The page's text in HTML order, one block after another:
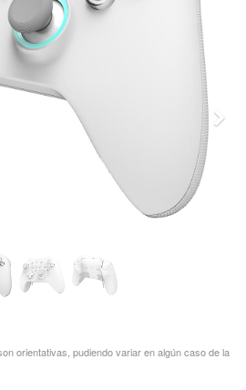
orientativas, pudiendo variar en algún caso de la